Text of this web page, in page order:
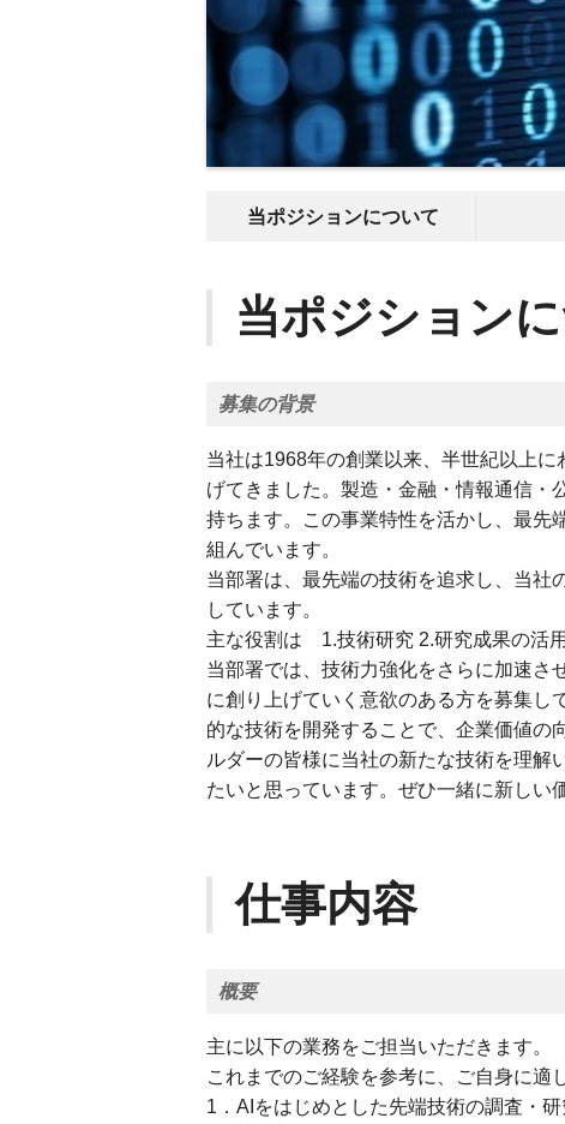
当ポジションについて
当ポジション
募集の背景
当社は1968年の創業以来、半世紀以上
げてきました。製造・金融・情報通信・
持ちます。この事業特性を活かし、最先
組んでいます。
当部署は、最先端の技術を追求し、当社
しています。
主な役割は 1.技術研究 2.研究成果の活
当部署では、技術力強化をさらに加速さ
に創り上げていく意欲のある方を募集し
的な技術を開発することで、企業価値の
ルダーの皆様に当社の新たな技術を理解
たいと思っています。ぜひ一緒に新しい
仕事内容
概要
主に以下の業務をご担当いただきます。
これまでのご経験を参考に、ご自身に適
1．AIをはじめとした先端技術の調査・研